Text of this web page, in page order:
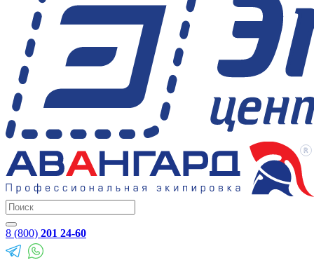
8 (800) 201 24-60